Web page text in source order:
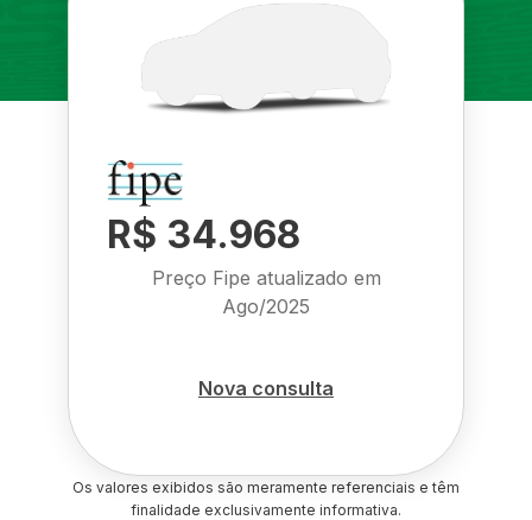
R$ 34.968
Preço Fipe atualizado em
Ago/2025
Nova consulta
Os valores exibidos são meramente referenciais e têm
finalidade exclusivamente informativa.